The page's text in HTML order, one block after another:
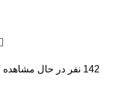
142 نفر در حال